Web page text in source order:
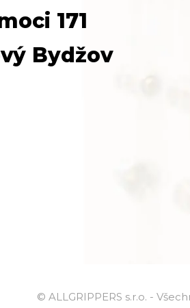
171
Bydžov
© ALLGRIPPERS s.r.o. -